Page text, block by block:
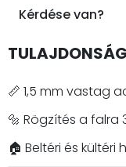
Kérdése van?
📏 1,5 mm vastag
🔩 Rögzítés a falra
🏠 Beltéri és